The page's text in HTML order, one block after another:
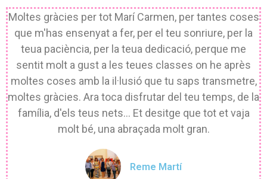
Moltes gràcies per tot Marí Carmen, per tantes coses
que m'has ensenyat a fer, per el teu sonriure, per la
teua paciència, per la teua dedicació, perque me
sentit molt a gust a les teues classes on he après
moltes coses amb la il·lusió que tu saps transmetre,
moltes gràcies. Ara toca disfrutar del teu temps, de la
família, d'els teus nets... Et desitge que tot et vaja
molt bé, una abraçada molt gran.
Reme Martí